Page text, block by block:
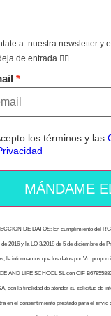
a nuestra newsletter y
de entrada 👇🏻
los términos y las
MÁNDAME
DE DATOS: En cumplimiento del
de 2016 y la LO 3/2018 de 5 de diciembre de
le informamos que los datos por Vd.
AND LIFE SCHOOL SL con CIF
con la finalidad de atender su solicitud de
en el consentimiento prestado para el